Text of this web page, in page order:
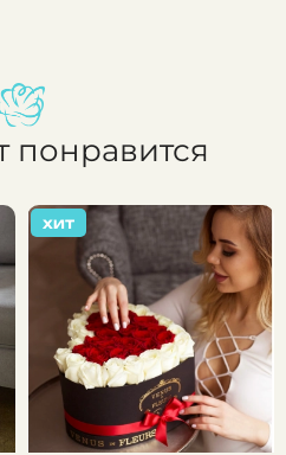
понравится
ХИТ